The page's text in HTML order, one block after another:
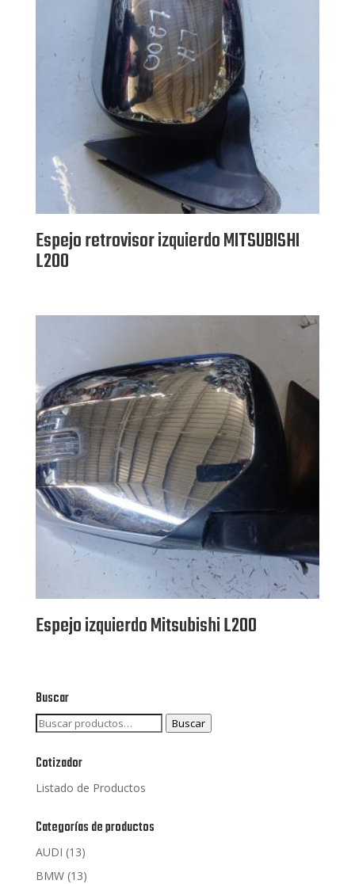
Espejo retrovisor izquierdo MITSUBISHI
L200
Espejo izquierdo Mitsubishi L200
Buscar
Buscar
Buscar
Cotizador
Listado de Productos
Categorías de productos
AUDI (13)
BMW (13)